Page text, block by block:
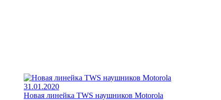
31.01.2020
Новая линейка TWS наушников Motorola